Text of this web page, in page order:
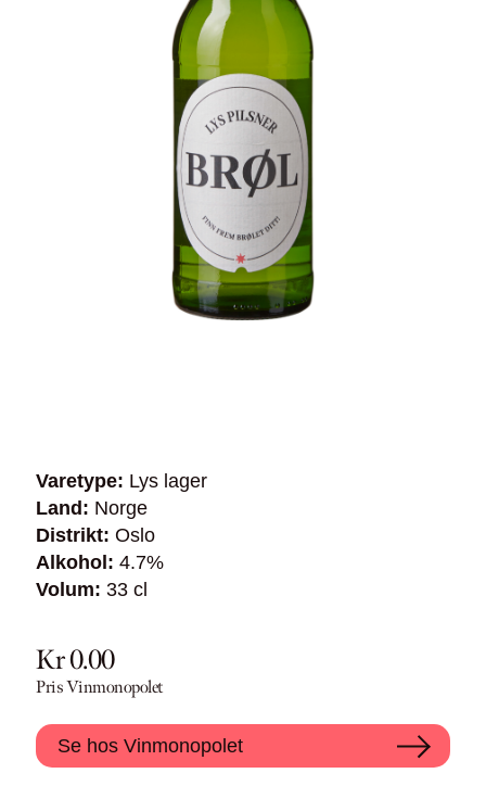
Varetype: Lys lager
Land: Norge
Distrikt: Oslo
Alkohol: 4.7%
Volum: 33 cl
Kr 0.00
Pris Vinmonopolet
Se hos Vinmonopolet